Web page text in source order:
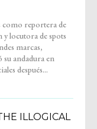
después...
ILLOGICAL